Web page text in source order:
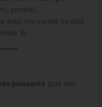
promis).
avec ton carnet ou déjà
🚀
puissants (pas des